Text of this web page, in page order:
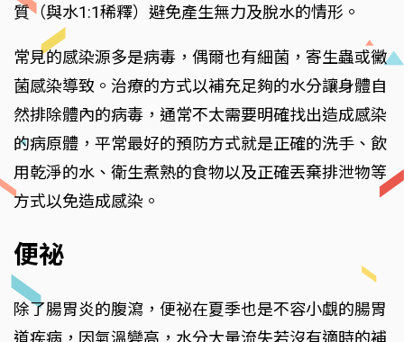
質（與水1:1稀釋）避免產生無力及脫水的情形。
常見的感染源多是病毒，偶爾也有細菌，寄生蟲或黴
菌感染導致。治療的方式以補充足夠的水分讓身體自
然排除體內的病毒，通常不太需要明確找出造成感染
的病原體，平常最好的預防方式就是正確的洗手、飲
用乾淨的水、衛生煮熟的食物以及正確丟棄排泄物等
方式以免造成感染。
便祕
除了腸胃炎的腹瀉，便祕在夏季也是不容小覷的腸胃
道疾病，因氣溫變高，水分大量流失若沒有適時的補